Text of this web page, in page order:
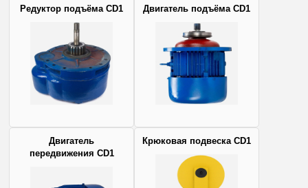
Редуктор подъёма CD1 Двигатель подъёма CD1
Двигатель
передвижения CD1
Крюковая подвеска CD1